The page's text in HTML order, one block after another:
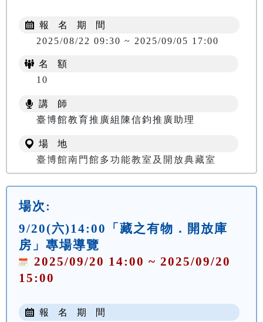
報 名 期 間
2025/08/22 09:30 ~ 2025/09/05 17:00
名 額
10
講 師
臺博館教育推廣組陳信鈞推廣助理
場 地
臺博館南門館多功能教室及開放典藏室
場次:
9/20(六)14:00「藏之有物．開放庫
房」專場導覽
2025/09/20 14:00 ~ 2025/09/20
15:00
報 名 期 間